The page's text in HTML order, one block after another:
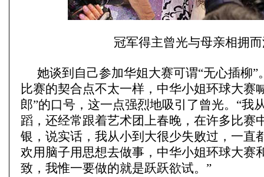
冠军得主曾光与母亲相拥
她谈到自己参加华姐大赛可谓“无心插柳”
比赛的契合点不太一样，中华小姐环球大赛
郎”的口号，这一点强烈地吸引了曾光。“我
蹈，还经常跟着艺术团上春晚，在许多比赛
银，说实话，我从小到大很少失败过，一直
欢用脑子用思想去做事，中华小姐环球大赛
致，我惟一要做的就是跃跃欲试。”